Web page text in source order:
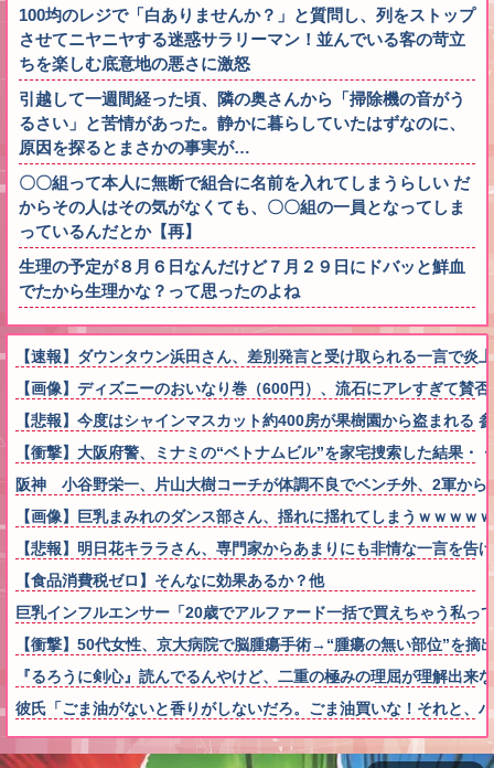
100均のレジで「白ありませんか？」と質問し、列をストップ
させてニヤニヤする迷惑サラリーマン！並んでいる客の苛立
ちを楽しむ底意地の悪さに激怒
引越して一週間経った頃、隣の奥さんから「掃除機の音がう
るさい」と苦情があった。静かに暮らしていたはずなのに、
原因を探るとまさかの事実が…
〇〇組って本人に無断で組合に名前を入れてしまうらしい だ
からその人はその気がなくても、〇〇組の一員となってしま
っているんだとか【再】
生理の予定が８月６日なんだけど７月２９日にドバッと鮮血
でたから生理かな？って思ったのよね
【速報】ダウンタウン浜田さん、差別発言と受け取られる一言で炎
【画像】ディズニーのおいなり巻（600円）、流石にアレすぎて賛
【悲報】今度はシャインマスカット約400房が果樹園から盗まれる
【衝撃】大阪府警、ミナミの“ベトナムビル”を家宅捜索した結果・
阪神 小谷野栄一、片山大樹コーチが体調不良でベンチ外、2軍か
【画像】巨乳まみれのダンス部さん、揺れに揺れてしまうｗｗｗｗ
【悲報】明日花キララさん、専門家からあまりにも非情な一言を告
【食品消費税ゼロ】そんなに効果あるか？他
巨乳インフルエンサー「20歳でアルファード一括で買えちゃう私っ
【衝撃】50代女性、京大病院で脳腫瘍手術→“腫瘍の無い部位”を
『るろうに剣心』読んでるんやけど、二重の極みの理屈が理解出来
彼氏「ごま油がないと香りがしないだろ。ごま油買いな！それと